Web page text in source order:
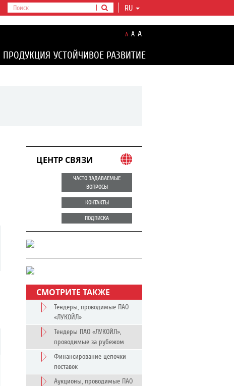
RU
A A A
ПРОДУКЦИЯ УСТОЙЧИВОЕ РАЗВИТИЕ
ЦЕНТР СВЯЗИ
ЧАСТО ЗАДАВАЕМЫЕ
ВОПРОСЫ
КОНТАКТЫ
ПОДПИСКА
СМОТРИТЕ ТАКЖЕ
Тендеры, проводимые ПАО
«ЛУКОЙЛ»
Тендеры ПАО «ЛУКОЙЛ»,
проводимые за рубежом
Финансирование цепочки
поставок
Аукционы, проводимые ПАО